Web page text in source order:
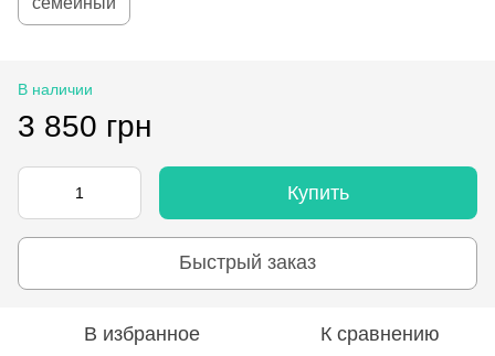
В наличии
3 850 грн
Купить
Быстрый заказ
В избранное К сравнению